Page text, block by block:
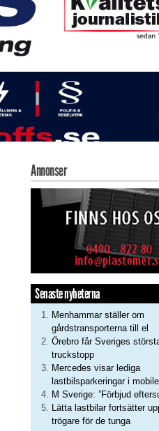
Annonser
Senaste nyheterna
Menhammar ställer om
gårdstransporterna till el
Örebro får Sveriges
truckstopp
Mercedes visar lediga
lastbilsparkeringar i
M Sverige: ”Förbjud
Lätta lastbilar fortsätter
trögare för de tunga